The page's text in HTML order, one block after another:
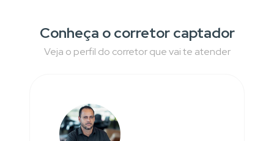
Conheça o corretor captador
Veja o perfil do corretor que vai te atender